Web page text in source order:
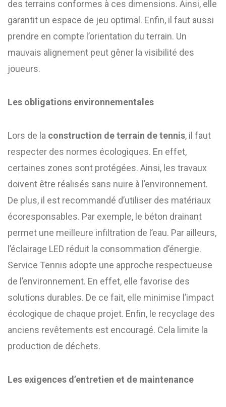
des terrains conformes à ces dimensions. Ainsi, elle
garantit un espace de jeu optimal. Enfin, il faut aussi
prendre en compte l’orientation du terrain. Un
mauvais alignement peut gêner la visibilité des
joueurs.
Les obligations environnementales
Lors de la construction de terrain de tennis, il faut
respecter des normes écologiques. En effet,
certaines zones sont protégées. Ainsi, les travaux
doivent être réalisés sans nuire à l’environnement.
De plus, il est recommandé d’utiliser des matériaux
écoresponsables. Par exemple, le béton drainant
permet une meilleure infiltration de l’eau. Par ailleurs,
l’éclairage LED réduit la consommation d’énergie.
Service Tennis adopte une approche respectueuse
de l’environnement. En effet, elle favorise des
solutions durables. De ce fait, elle minimise l’impact
écologique de chaque projet. Enfin, le recyclage des
anciens revêtements est encouragé. Cela limite la
production de déchets.
Les exigences d’entretien et de maintenance